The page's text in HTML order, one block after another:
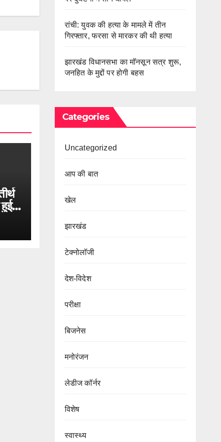
रांची: युवक की हत्या के मामले में तीन
गिरफ्तार, फरसा से मारकर की थी हत्या
झारखंड विधानसभा का मॉनसून सत्र शुरू,
जनहित के मुद्दों पर होगी बहस
Categories
Uncategorized
आप की बात
खेल
झारखंड
टेक्नोलॉजी
देश-विदेश
परीक्षा
बिजनेस
मनोरंजन
लेडीज कॉर्नर
विशेष
स्वास्थ्य